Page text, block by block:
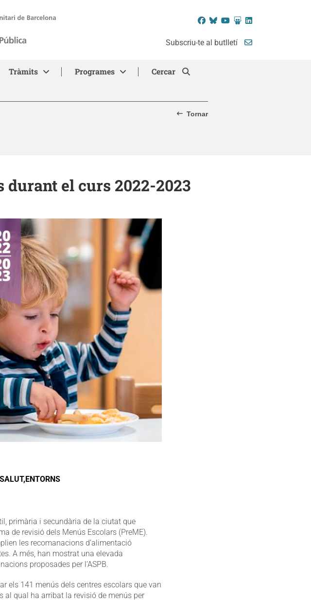
de Barcelona Facebook
BlueskyYouTube
SlideShare
LinkedIn
Subscriu-te al butlletí
Tràmits Programes Cercar
Tornar
el curs 2022-2023
primària i secundària de la ciutat que
de revisió dels Menús Escolars (PreME).
les recomanacions d’alimentació
A més, han mostrat una elevada
proposades per l’ASPB.
els 141 menús dels centres escolars que van
al qual ha arribat la revisió de menús per